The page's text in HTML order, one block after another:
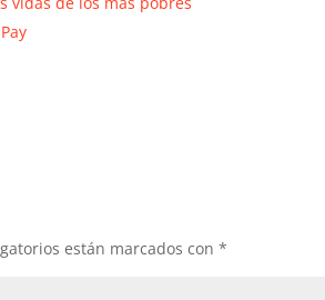
están marcados con*